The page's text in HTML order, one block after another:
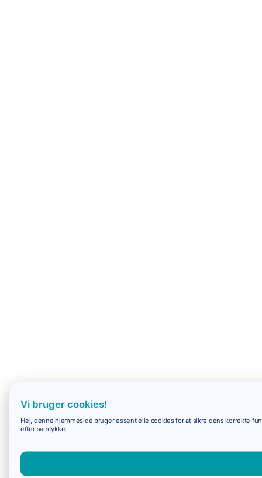
Vi bruger cookies!
Hej, denne hjemmeside bruger essentielle cookies for at sikre dens korrekte
efter samtykke.